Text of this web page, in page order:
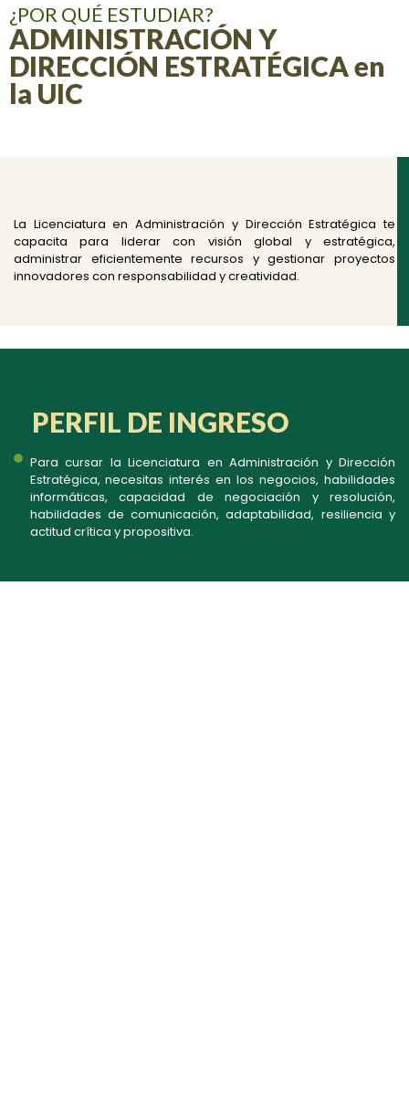
¿POR QUÉ ESTUDIAR?
ADMINISTRACIÓN Y
DIRECCIÓN ESTRATÉGICA en
la UIC
La Licenciatura en Administración y Dirección Estratégica te
capacita para liderar con visión global y estratégica,
administrar eficientemente recursos y gestionar proyectos
innovadores con responsabilidad y creatividad.
PERFIL DE INGRESO
Para cursar la Licenciatura en Administración y Dirección
Estratégica, necesitas interés en los negocios, habilidades
informáticas, capacidad de negociación y resolución,
habilidades de comunicación, adaptabilidad, resiliencia y
actitud crítica y propositiva.